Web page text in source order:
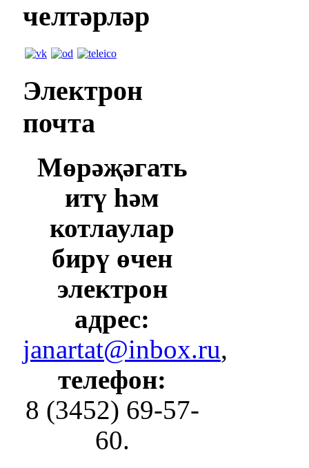
челтәрләр
Электрон
почта
Мөрәҗәгать
итү һәм
котлаулар
бирү өчен
электрон
адрес:
janartat@inbox.ru,
телефон:
8 (3452) 69-57-
60.